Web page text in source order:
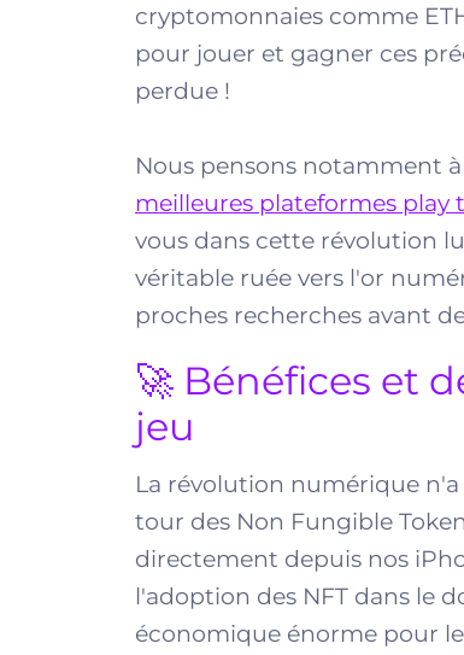
cryptomonnaies comme
pour jouer et gagner ces
perdue !
Nous pensons notamment
meilleures plateformes play
vous dans cette révolution
véritable ruée vers l'or
proches recherches avant
🚀 Bénéfices et
jeu
La révolution numérique
tour des Non Fungible
directement depuis nos
l'adoption des NFT dans le
économique énorme pour